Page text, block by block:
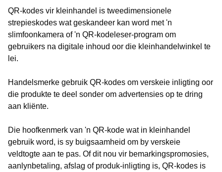
QR-kodes vir kleinhandel is tweedimensionele
strepieskodes wat geskandeer kan word met 'n
slimfoonkamera of 'n QR-kodeleser-program om
gebruikers na digitale inhoud oor die kleinhandelwinkel te
lei.
Handelsmerke gebruik QR-kodes om verskeie inligting oor
die produkte te deel sonder om advertensies op te dring
aan kliënte.
Die hoofkenmerk van 'n QR-kode wat in kleinhandel
gebruik word, is sy buigsaamheid om by verskeie
veldtogte aan te pas. Of dit nou vir bemarkingspromosies,
aanlynbetaling, afslag of produk-inligting is, QR-kodes is